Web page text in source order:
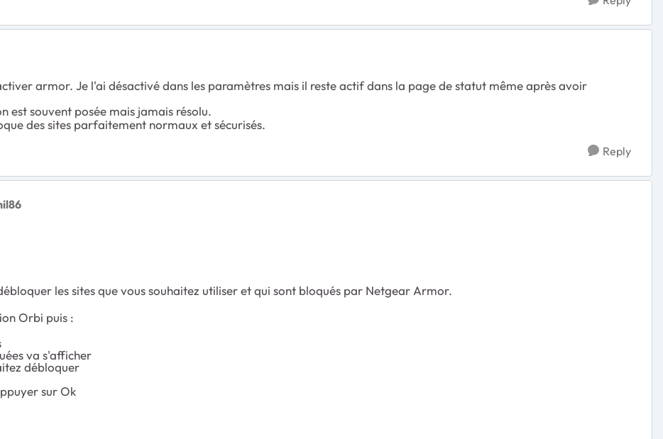
armor. Je l'ai désactivé dans les paramètres mais il reste actif dans la page de statut même après avoir
est souvent posée mais jamais résolu.
des sites parfaitement normaux et sécurisés.
Reply
les sites que vous souhaitez utiliser et qui sont bloqués par Netgear Armor.
Orbi puis :
va s'afficher
débloquer
sur Ok